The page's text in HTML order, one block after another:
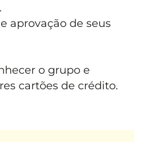
aprovação de seus
o grupo e
cartões de crédito.